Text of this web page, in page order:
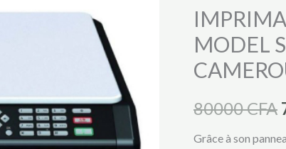
MODEL
80000CFA
Grâce à son
MARQUE
RICOH
DE
SP